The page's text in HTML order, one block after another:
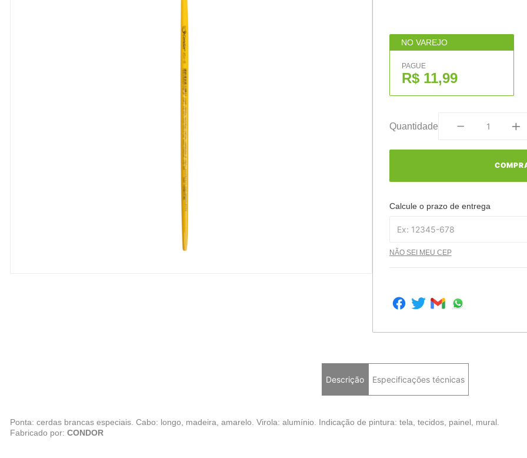
NO VAREJO
PAGUE
R$ 11,99
Quantidade
Calcule o prazo de entrega
NÃO SEI MEU CEP
Descrição Especificações técnicas
Ponta: cerdas brancas especiais. Cabo: longo, madeira, amarelo. Virola: alumínio. Indicação de pintura: tela, tecidos, painel, mural.
Fabricado por: CONDOR